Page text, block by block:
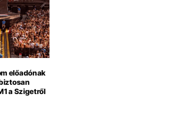
előadónak
a Szigetről